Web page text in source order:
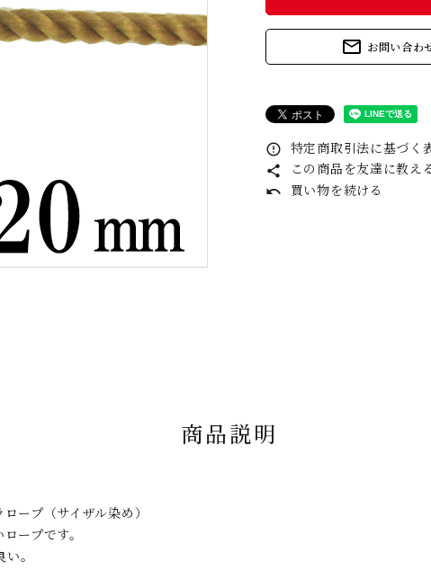
mail_outline お問い合わ
error_outline 特定商取引法に基づく
share この商品を友達に教え
undo 買い物を続ける
商品説明
ープ（サイザル染め）
ープです。
。